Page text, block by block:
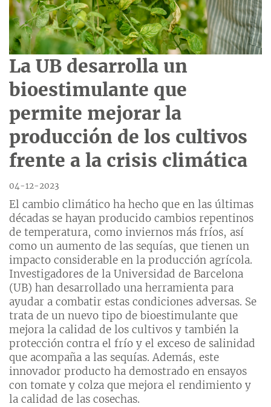
La UB desarrolla un
bioestimulante que
permite mejorar la
producción de los cultivos
frente a la crisis climática
04-12-2023
El cambio climático ha hecho que en las últimas
décadas se hayan producido cambios repentinos
de temperatura, como inviernos más fríos, así
como un aumento de las sequías, que tienen un
impacto considerable en la producción agrícola.
Investigadores de la Universidad de Barcelona
(UB) han desarrollado una herramienta para
ayudar a combatir estas condiciones adversas. Se
trata de un nuevo tipo de bioestimulante que
mejora la calidad de los cultivos y también la
protección contra el frío y el exceso de salinidad
que acompaña a las sequías. Además, este
innovador producto ha demostrado en ensayos
con tomate y colza que mejora el rendimiento y
la calidad de las cosechas.